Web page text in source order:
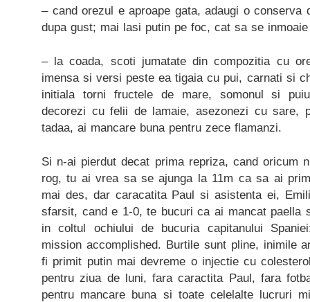
– cand orezul e aproape gata, adaugi o conserva
dupa gust; mai lasi putin pe foc, cat sa se
– la coada, scoti jumatate din compozitia cu
imensa si versi peste ea tigaia cu pui, carnati si
initiala torni fructele de mare, somonul si
decorezi cu felii de lamaie, asezonezi cu sare,
tadaa, ai mancare buna pentru zece flamanzi.
Si n-ai pierdut decat prima repriza, cand oricum
rog, tu ai vrea sa se ajunga la 11m ca sa ai
mai des, dar caracatita Paul si asistenta ei,
sfarsit, cand e 1-0, te bucuri ca ai mancat paella
in coltul ochiului de bucuria capitanului
mission accomplished. Burtile sunt pline, inimile
fi primit putin mai devreme o injectie cu
pentru ziua de luni, fara caractita Paul, fara
pentru mancare buna si toate celelalte lucruri